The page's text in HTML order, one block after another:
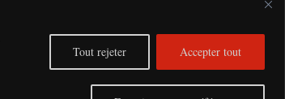
Tout rejeter Accepter tout